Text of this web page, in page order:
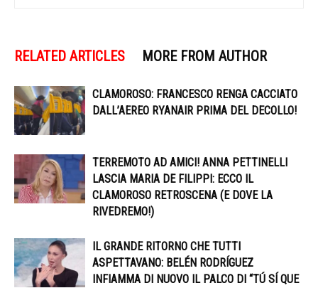
RELATED ARTICLES MORE FROM AUTHOR
CLAMOROSO: FRANCESCO RENGA CACCIATO
DALL’AEREO RYANAIR PRIMA DEL DECOLLO!
TERREMOTO AD AMICI! ANNA PETTINELLI
LASCIA MARIA DE FILIPPI: ECCO IL
CLAMOROSO RETROSCENA (E DOVE LA
RIVEDREMO!)
IL GRANDE RITORNO CHE TUTTI
ASPETTAVANO: BELÉN RODRÍGUEZ
INFIAMMA DI NUOVO IL PALCO DI “TÚ SÍ QUE